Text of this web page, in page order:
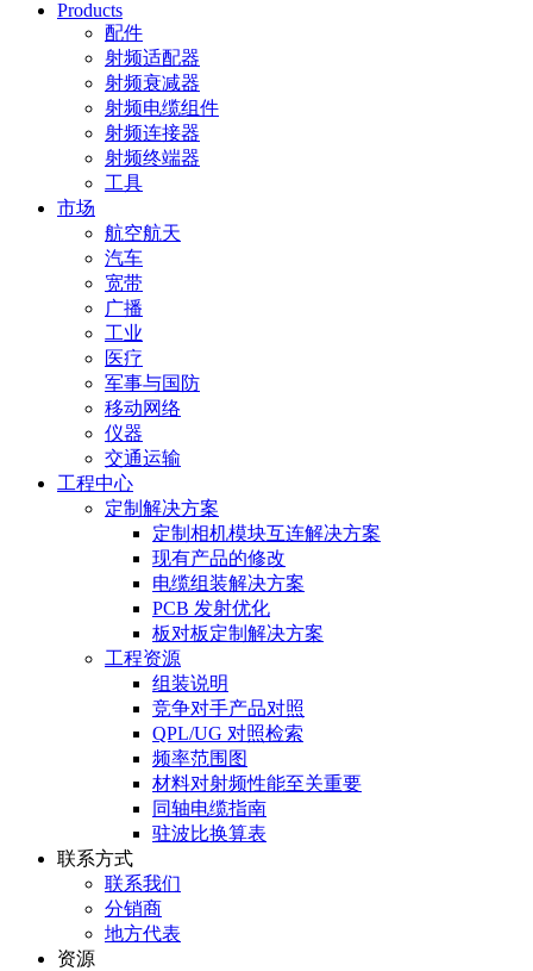
Products
配件
射频适配器
射频衰减器
射频电缆组件
射频连接器
射频终端器
工具
市场
航空航天
汽车
宽带
广播
工业
医疗
军事与国防
移动网络
仪器
交通运输
工程中心
定制解决方案
定制相机模块互连解决方案
现有产品的修改
电缆组装解决方案
PCB 发射优化
板对板定制解决方案
工程资源
组装说明
竞争对手产品对照
QPL/UG 对照检索
频率范围图
材料对射频性能至关重要
同轴电缆指南
驻波比换算表
联系方式
联系我们
分销商
地方代表
资源